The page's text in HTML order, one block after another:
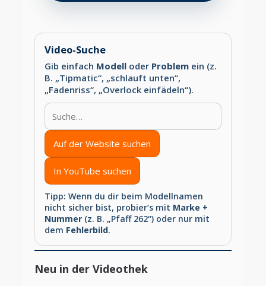
Video-Suche
Gib einfach Modell oder Problem ein (z.
B. „Tipmatic“, „schlauft unten“,
„Fadenriss“, „Overlock einfädeln“).
Auf der Website suchen
In YouTube suchen
Tipp: Wenn du dir beim Modellnamen
nicht sicher bist, probier’s mit Marke +
Nummer (z. B. „Pfaff 262“) oder nur mit
dem Fehlerbild.
Neu in der Videothek